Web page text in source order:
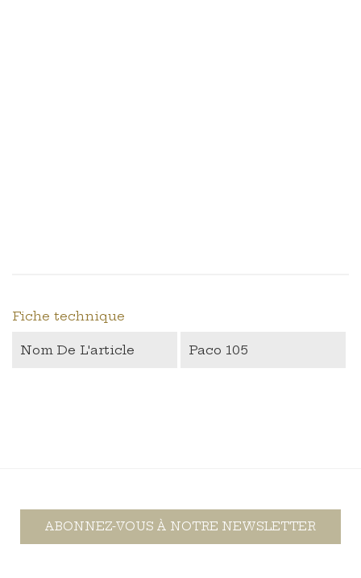
Fiche technique
Nom De L'article Paco 105
ABONNEZ-VOUS À NOTRE NEWSLETTER